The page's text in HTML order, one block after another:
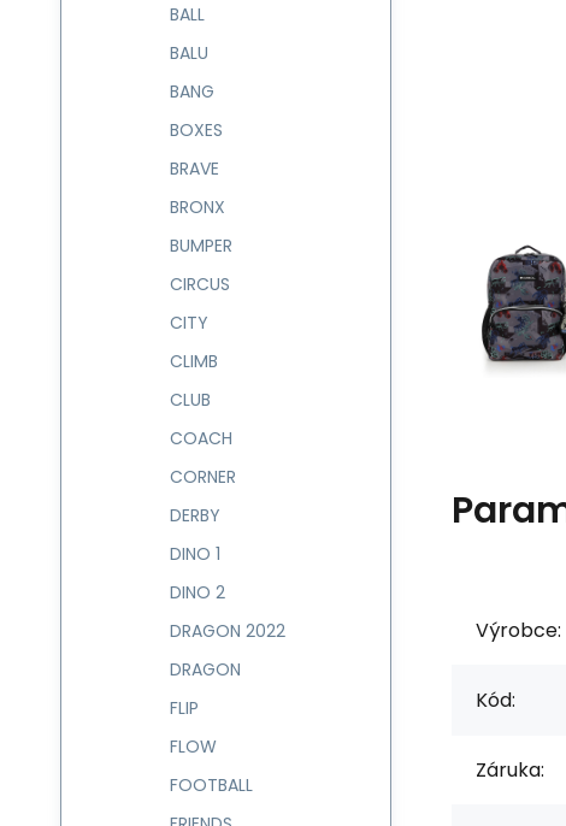
Výrobce:
Kód:
Záruka:
BALL
BALU
BANG
BOXES
BRAVE
BRONX
BUMPER
CIRCUS
CITY
CLIMB
CLUB
COACH
CORNER
DERBY
DINO 1
DINO 2
DRAGON 2022
DRAGON
FLIP
FLOW
FOOTBALL